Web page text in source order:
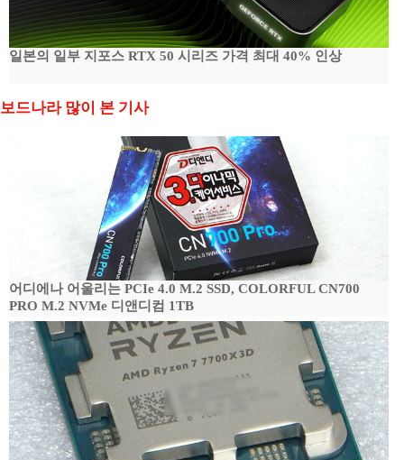
일본의 일부 지포스 RTX 50 시리즈 가격 최대 40% 인상
보드나라 많이 본 기사
어디에나 어울리는 PCIe 4.0 M.2 SSD, COLORFUL CN700
PRO M.2 NVMe 디앤디컴 1TB